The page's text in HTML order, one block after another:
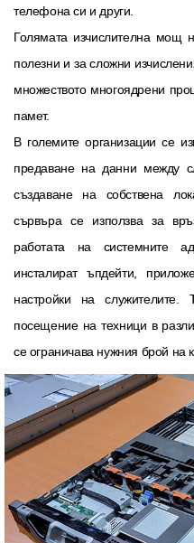
телефона си и други.
Голямата изчислителна мощ
полезни и за сложни
множеството многоядрени
памет.
В големите организации се
предаване на данни между
създаване на собствена
сървъра се използва за
работата на системните
инсталират ъпдейти,
настройки на
посещение на техници в
се ограничава нужния брой на